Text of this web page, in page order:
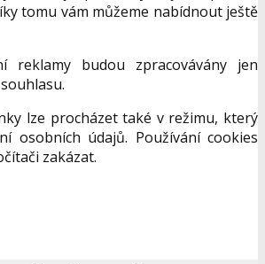
tomu vám můžeme nabídnout ještě
reklamy budou zpracovávány jen
lze procházet také v režimu, který
osobních údajů. Používání cookies
zakázat.